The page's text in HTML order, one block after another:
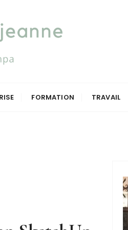
FORMATION TRAVAIL